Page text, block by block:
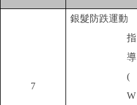
7
銀髮防跌運動
指
導
(
W